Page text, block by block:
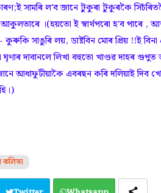
সামৰি ল'ব জানে টুকুৰা টুকুৰকৈ
।(হয়তো ই স্বাৰ্থপৰো হ'ব পাৰে ,
সাঙুৰি লয়, ডাষ্টবিন মোৰ প্ৰিয় !!ই বিনা
দাবানলে লিখা বহুতো খাণ্ডৱ দাহৰ
আধাফুটীয়াকৈ এবৰছন কৰি দলিয়াই দিব
কলিতা